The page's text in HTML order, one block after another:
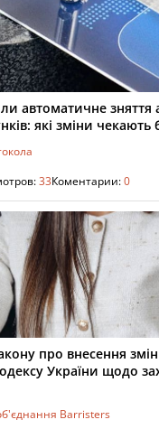
автоматичне зняття
які зміни
33Коментарии:0
про внесення
України щодо
Barristers